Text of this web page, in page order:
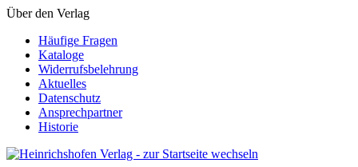
Über den Verlag
Häufige Fragen
Kataloge
Widerrufsbelehrung
Aktuelles
Datenschutz
Ansprechpartner
Historie